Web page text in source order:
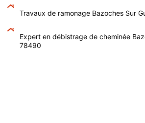
Travaux de ramonage Bazoches Sur
Expert en débistrage de cheminée
78490